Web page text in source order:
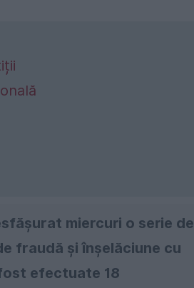
miercuri o serie de
fraudă și înșelăciune cu
efectuate 18